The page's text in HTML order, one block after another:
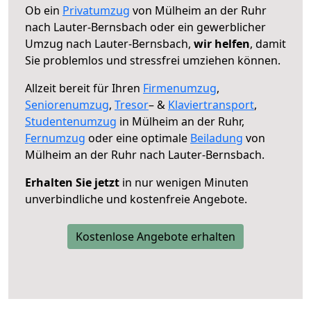
Ob ein Privatumzug von Mülheim an der Ruhr
nach Lauter-Bernsbach oder ein gewerblicher
Umzug nach Lauter-Bernsbach, wir helfen, damit
Sie problemlos und stressfrei umziehen können.
Allzeit bereit für Ihren Firmenumzug,
Seniorenumzug, Tresor– & Klaviertransport,
Studentenumzug in Mülheim an der Ruhr,
Fernumzug oder eine optimale Beiladung von
Mülheim an der Ruhr nach Lauter-Bernsbach.
Erhalten Sie jetzt in nur wenigen Minuten
unverbindliche und kostenfreie Angebote.
Kostenlose Angebote erhalten